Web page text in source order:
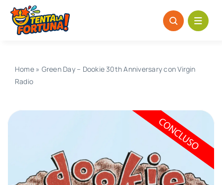
Salta
contenuto
Home» Green Day – Dookie 30th Anniversary con Virgin
Radio